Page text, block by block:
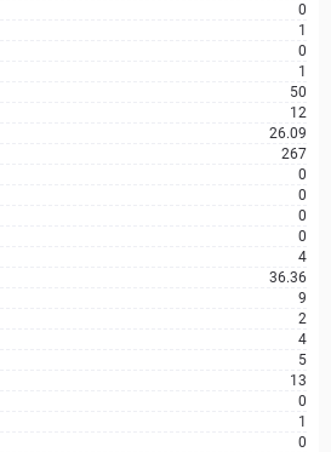
0
1
0
1
50
12
26.09
267
0
0
0
0
4
36.36
9
2
4
5
13
0
1
0